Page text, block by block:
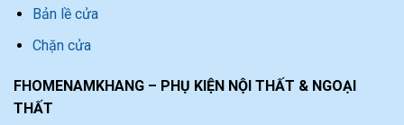
Bản lề cửa
Chặn cửa
FHOMENAMKHANG – PHỤ KIỆN NỘI THẤT & NGOẠI
THẤT